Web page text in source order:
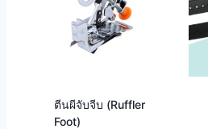
ตีนผีจับจีบ (Ruffler
Foot)